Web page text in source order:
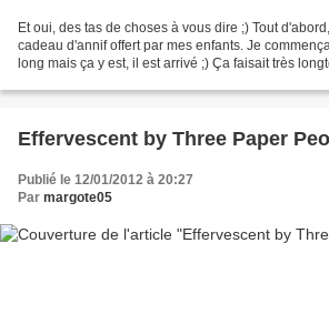
Et oui, des tas de choses à vous dire ;) Tout
cadeau d'annif offert par mes enfants. Je
long mais ça y est, il est arrivé ;) Ça faisait très
Effervescent by Three Paper
Publié le 12/01/2012 à 20:27
Par margote05